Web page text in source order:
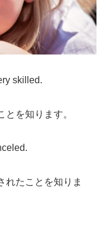
skilled.
を知ります。
れたことを知りま